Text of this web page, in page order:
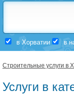
в Хорватии в
Строительные услуги в
Услуги в